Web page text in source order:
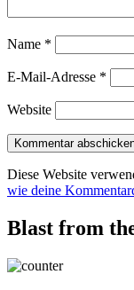
Name *
E-Mail-Adresse *
Website
Diese Website
wie deine
Blast from